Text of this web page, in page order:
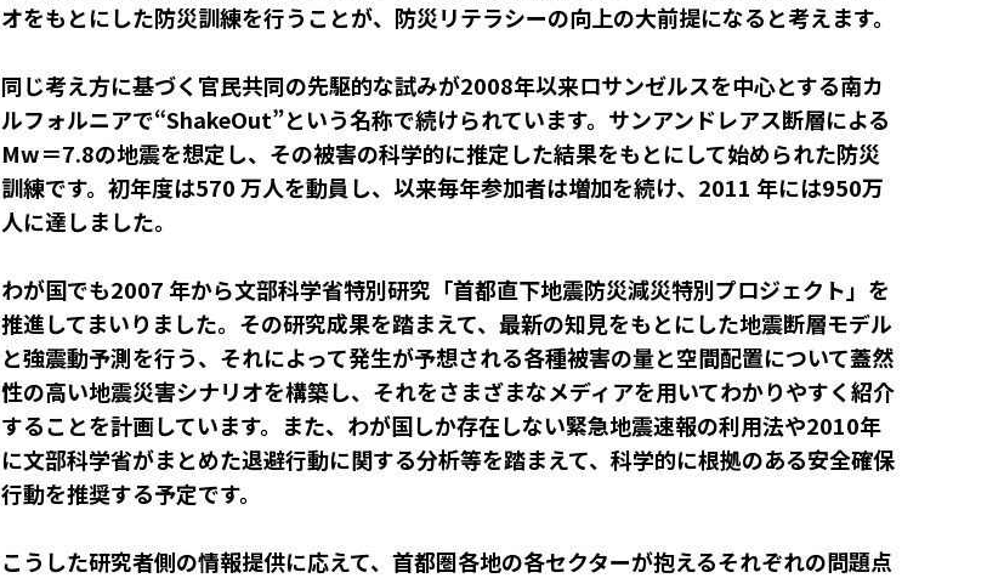
オをもとにした防災訓練を行うことが、防災リテラシーの向上の大前提になると考えます。
同じ考え方に基づく官民共同の先駆的な試みが2008年以来ロサンゼルスを中心とする南カ
ルフォルニアで“ShakeOut”という名称で続けられています。サンアンドレアス断層による
Mw＝7.8の地震を想定し、その被害の科学的に推定した結果をもとにして始められた防災
訓練です。初年度は570 万人を動員し、以来毎年参加者は増加を続け、2011 年には950万
人に達しました。
わが国でも2007 年から文部科学省特別研究「首都直下地震防災減災特別プロジェクト」を
推進してまいりました。その研究成果を踏まえて、最新の知見をもとにした地震断層モデル
と強震動予測を行う、それによって発生が予想される各種被害の量と空間配置について蓋然
性の高い地震災害シナリオを構築し、それをさまざまなメディアを用いてわかりやすく紹介
することを計画しています。また、わが国しか存在しない緊急地震速報の利用法や2010年
に文部科学省がまとめた退避行動に関する分析等を踏まえて、科学的に根拠のある安全確保
行動を推奨する予定です。
こうした研究者側の情報提供に応えて、首都圏各地の各セクターが抱えるそれぞれの問題点